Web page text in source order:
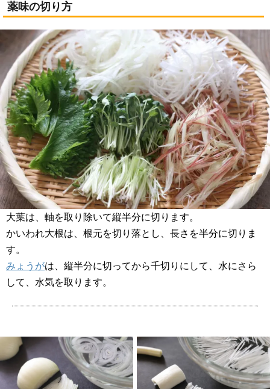
薬味の切り方
大葉は、軸を取り除いて縦半分に切ります。
かいわれ大根は、根元を切り落とし、長さを半分に切りま
す。
みょうがは、縦半分に切ってから千切りにして、水にさら
して、水気を取ります。